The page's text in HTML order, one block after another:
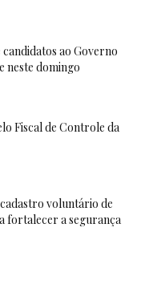
ao Governo
neste domingo
Fiscal de Controle da
voluntário de
fortalecer a segurança